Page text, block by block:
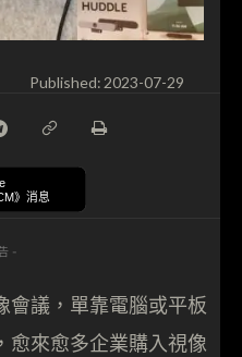
Published: 2023-07-29
》消息
-
會議，單靠電腦或平板
愈來愈多企業購入視像